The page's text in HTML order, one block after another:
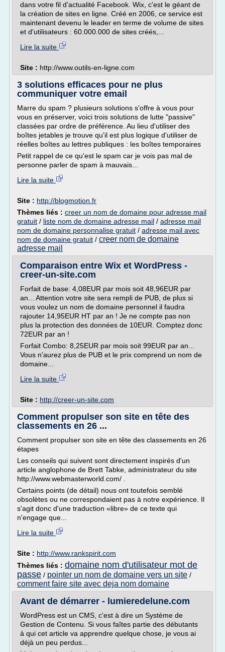
dans votre fil d'actualité Facebook. Wix, c'est le géant de
la création de sites en ligne. Créé en 2006, ce service est
maintenant devenu le leader en terme de volume de sites
et d'utilisateurs : 60.000.000 de sites créés,...
Lire la suite
Site : http://www.outils-en-ligne.com
3 solutions efficaces pour ne plus
communiquer votre email
Marre du spam ? plusieurs solutions s'offre à vous pour
vous en préserver, voici trois solutions de lutte "passive"
classées par ordre de préférence. Au lieu d'utiliser des
boîtes jetables je trouve qu'il est plus logique d'utiliser de
réelles boîtes au lettres publiques : les boîtes temporaires
Petit rappel de ce qu'est le spam car je vois pas mal de
personne parler de spam à mauvais...
Lire la suite
Site : http://blogmotion.fr
Thèmes liés : creer un nom de domaine pour adresse mail
gratuit / liste nom de domaine adresse mail / adresse mail
nom de domaine personnalise gratuit / adresse mail avec
nom de domaine gratuit / creer nom de domaine
adresse mail
Comparaison entre Wix et WordPress -
creer-un-site.com
Forfait de base: 4,08EUR par mois soit 48,96EUR par
an... Attention votre site sera rempli de PUB, de plus si
vous voulez un nom de domaine personnel il faudra
rajouter 14,95EUR HT par an ! Je ne compte pas non
plus la protection des données de 10EUR. Comptez donc
72EUR par an !
Forfait Combo: 8,25EUR par mois soit 99EUR par an...
Vous n'aurez plus de PUB et le prix comprend un nom de
domaine...
Lire la suite
Site : http://creer-un-site.com
Comment propulser son site en tête des
classements en 26 ...
Comment propulser son site en tête des classements en 26
étapes
Les conseils qui suivent sont directement inspirés d'un
article anglophone de Brett Tabke, administrateur du site
http://www.webmasterworld.com/ .
Certains points (de détail) nous ont toutefois semblé
obsolètes ou ne correspondaient pas à notre expérience. Il
s'agit donc d'une traduction «libre» de ce texte qui
n'engage que...
Lire la suite
Site : http://www.rankspirit.com
Thèmes liés : domaine nom d'utilisateur mot de
passe / pointer un nom de domaine vers un site /
comment faire site avec deja nom domaine
Avant de démarrer - lumieredelune.com
WordPress est un CMS, c'est à dire un Système de
Gestion de Contenu. Si vous faîtes partie des débutants
à qui cet article va apprendre quelque chose, je vous ai
déjà un peu perdus...